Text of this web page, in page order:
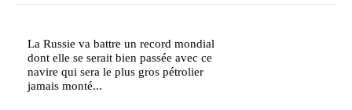
La Russie va battre un record mondial
dont elle se serait bien passée avec ce
navire qui sera le plus gros pétrolier
jamais monté...